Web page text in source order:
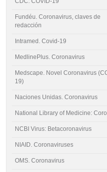
Fundéu. Coronavirus, claves de
redacción
Intramed. Covid-19
MedlinePlus. Coronavirus
Medscape. Novel Coronavirus
19)
Naciones Unidas. Coronavirus
National Library of Medicine:
NCBI Virus: Betacoronavirus
NIAID. Coronaviruses
OMS. Coronavirus